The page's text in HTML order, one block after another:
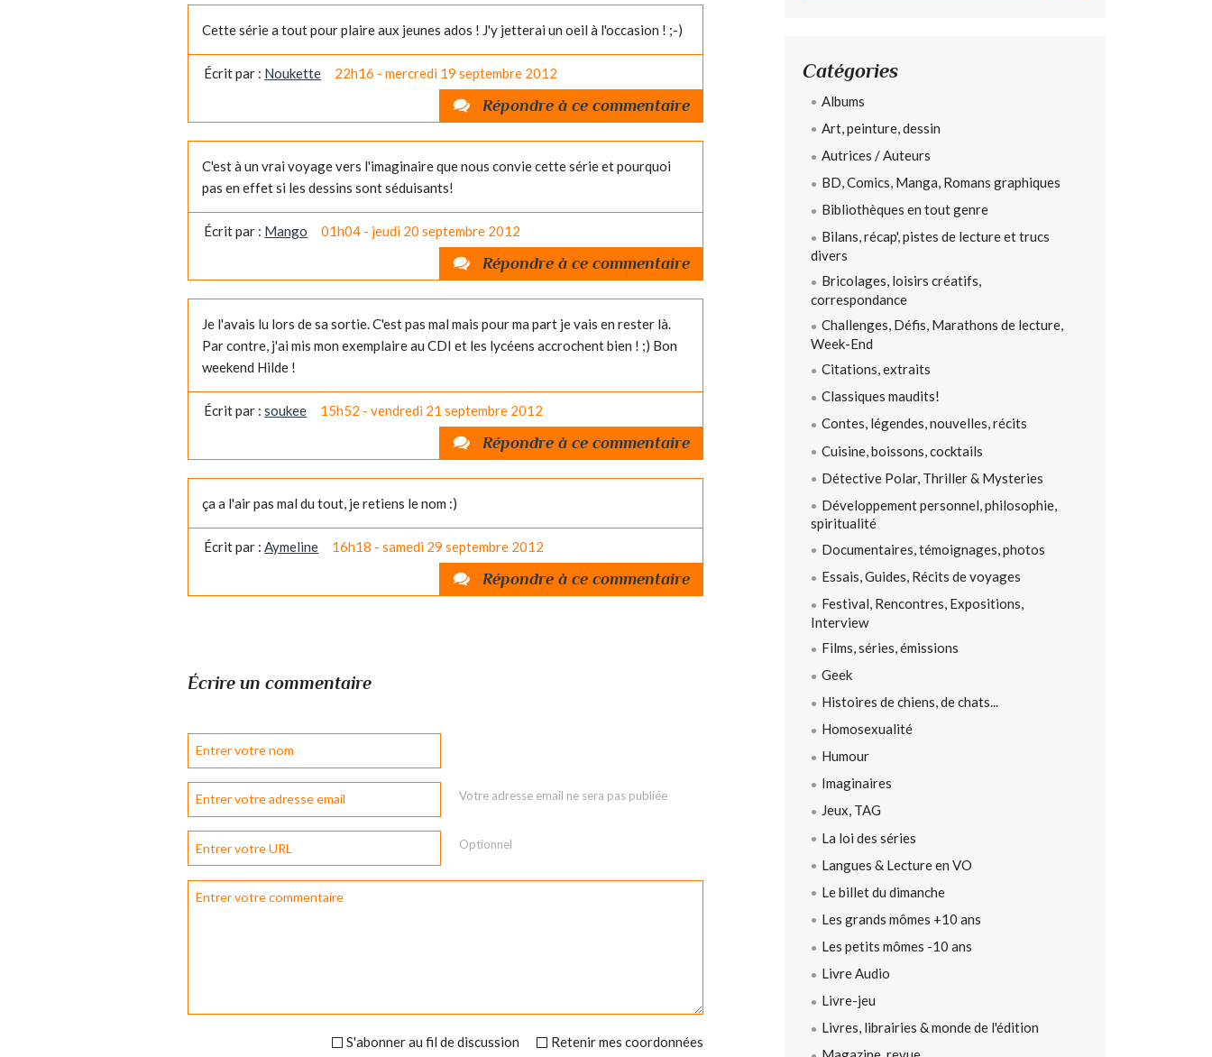
Cette série a tout pour plaire aux jeunes ados ! J'y jetterai un oeil à l'occasion ! ;-)
Écrit par : Noukette 22h16 - mercredi 19 septembre 2012
Répondre à ce commentaire
C'est à un vrai voyage vers l'imaginaire que nous convie cette série et pourquoi
pas en effet si les dessins sont séduisants!
Écrit par : Mango 01h04- jeudi 20 septembre 2012
Répondre à ce commentaire
Je l'avais lu lors de sa sortie. C'est pas mal mais pour ma part je vais en rester là.
Par contre, j'ai mis mon exemplaire au CDI et les lycéens accrochent bien ! ;) Bon
weekend Hilde !
Écrit par :soukee 15h52 - vendredi 21 septembre 2012
Répondre à ce commentaire
ça a l'air pas mal du tout, je retiens le nom :)
Écrit par :Aymeline 16h18 - samedi 29 septembre 2012
Répondre à ce commentaire
Écrire un commentaire
Votre adresse email ne sera pas publiée
Optionnel
Retenir mes coordonnées
S'abonner au fil de discussion
Catégories
Albums
Art, peinture, dessin
Autrices / Auteurs
BD, Comics, Manga, Romans graphiques
Bibliothèques en tout genre
Bilans, récap', pistes de lecture et trucs
divers
Bricolages, loisirs créatifs,
correspondance
Challenges, Défis, Marathons de lecture,
Week-End
Citations, extraits
Classiques maudits!
Contes, légendes, nouvelles, récits
Cuisine, boissons, cocktails
Détective Polar, Thriller & Mysteries
Développement personnel, philosophie,
spiritualité
Documentaires, témoignages, photos
Essais, Guides, Récits de voyages
Festival, Rencontres, Expositions,
Interview
Films, séries, émissions
Geek
Histoires de chiens, de chats...
Homosexualité
Humour
Imaginaires
Jeux, TAG
La loi des séries
Langues & Lecture en VO
Le billet du dimanche
Les grands mômes +10 ans
Les petits mômes -10 ans
Livre Audio
Livre-jeu
Livres, librairies & monde de l'édition